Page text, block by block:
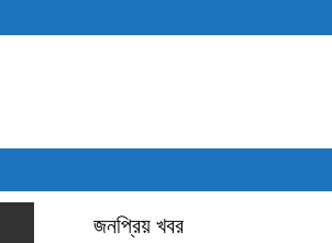
জনপ্রিয় খবর